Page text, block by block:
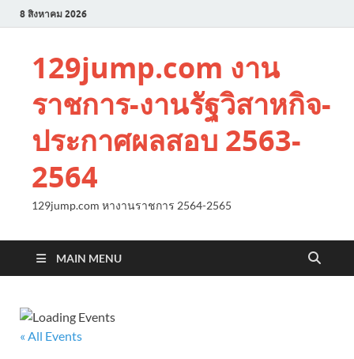
8 สิงหาคม 2026
129jump.com งาน
ราชการ-งานรัฐวิสาหกิจ-
ประกาศผลสอบ 2563-
2564
129jump.com หางานราชการ 2564-2565
MAIN MENU
« All Events